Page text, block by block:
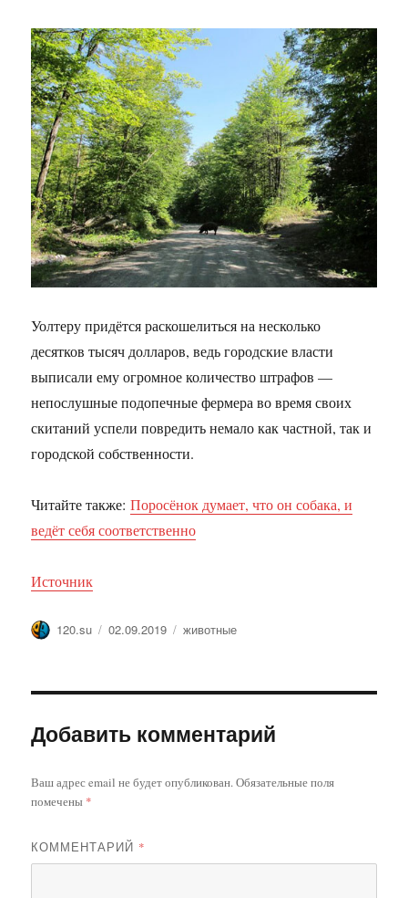
Уолтеру придётся раскошелиться на несколько
десятков тысяч долларов, ведь городские власти
выписали ему огромное количество штрафов —
непослушные подопечные фермера во время своих
скитаний успели повредить немало как частной, так и
городской собственности.
Читайте также:Поросёнок думает, что он собака, и
ведёт себя соответственно
Источник
Автор
120.su Опубликовано
02.09.2019 Метки
животные
Добавить комментарий
Ваш адрес email не будет опубликован.Обязательные поля
помечены *
КОММЕНТАРИЙ *